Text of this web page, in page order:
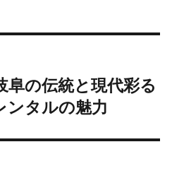
阜の伝統と現代彩る
ンタルの魅力